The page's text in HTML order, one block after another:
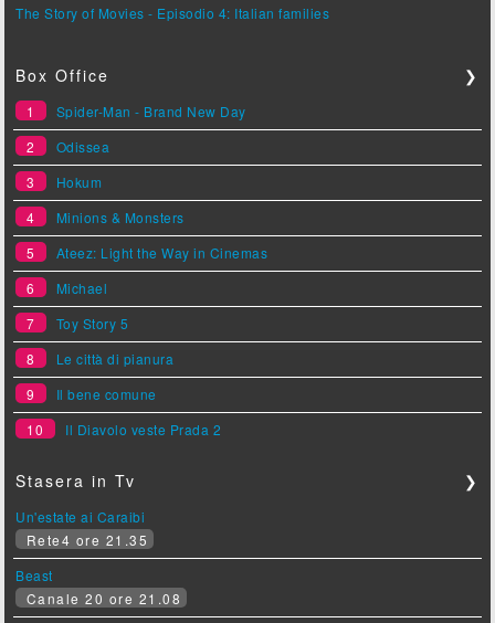
The Story of Movies - Episodio 4: Italian families
Box Office ❯
1
Spider-Man - Brand New Day
2
Odissea
3
Hokum
4
Minions & Monsters
5
Ateez: Light the Way in Cinemas
6
Michael
7
Toy Story 5
8
Le città di pianura
9
Il bene comune
10
Il Diavolo veste Prada 2
Stasera in Tv ❯
Un'estate ai Caraibi
Rete4 ore 21.35
Beast
Canale 20 ore 21.08